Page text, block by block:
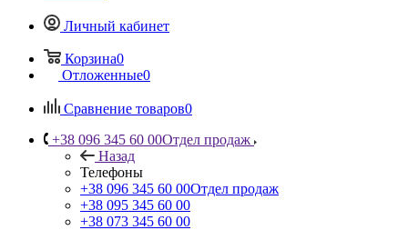
Личный кабинет
Корзина0
Отложенные0
Сравнение товаров0
+38 096 345 60 00Отдел продаж
Назад
Телефоны
+38 096 345 60 00Отдел продаж
+38 095 345 60 00
+38 073 345 60 00